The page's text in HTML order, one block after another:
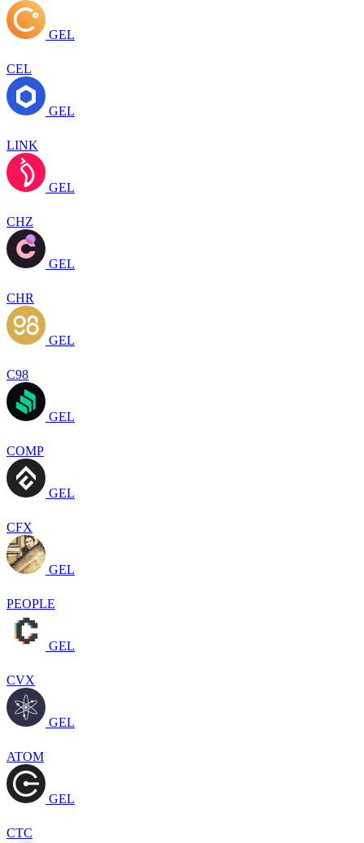
GEL
CEL
GEL
LINK
GEL
CHZ
GEL
CHR
GEL
C98
GEL
COMP
GEL
CFX
GEL
PEOPLE
GEL
CVX
GEL
ATOM
GEL
CTC